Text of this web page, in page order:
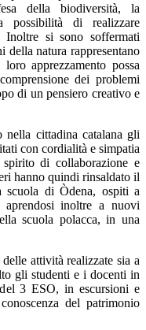
della biodiversità, la
possibilità di realizzare
Inoltre si sono soffermati
della natura rappresentano
apprezzamento possa
dei problemi
di un pensiero creativo e
nella cittadina catalana gli
con cordialità e simpatia
di collaborazione e
hanno quindi rinsaldato il
scuola di Òdena, ospiti a
inoltre a nuovi
scuola polacca, in una
attività realizzate sia a
gli studenti e i docenti in
3 ESO, in escursioni e
del patrimonio